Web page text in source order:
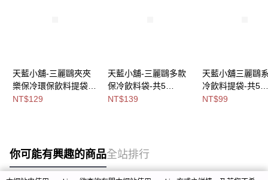
天藍小舖-三麗鷗夾夾
樂保冷環保飲料提袋-
共6
NT$129
天藍小舖-三麗鷗多款
保冷飲料袋-共5
色-$139【A11115699
NT$139
天藍小舖三麗鷗
冷飲料提袋-共5
色-$99【
NT$99
你可能有興趣的商品全站排行